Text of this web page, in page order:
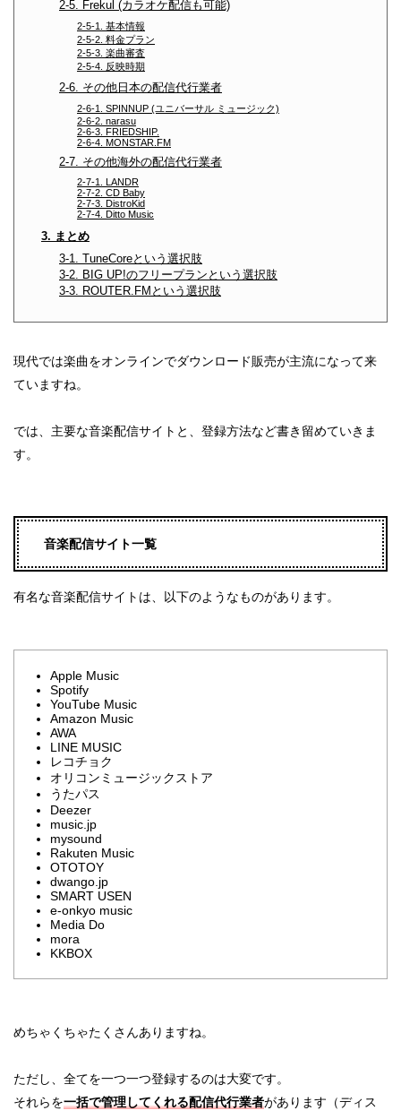
2-5. Frekul (カラオケ配信も可能)
2-5-1. 基本情報
2-5-2. 料金プラン
2-5-3. 楽曲審査
2-5-4. 反映時期
2-6. その他日本の配信代行業者
2-6-1. SPINNUP (ユニバーサル ミュージック)
2-6-2. narasu
2-6-3. FRIEDSHIP.
2-6-4. MONSTAR.FM
2-7. その他海外の配信代行業者
2-7-1. LANDR
2-7-2. CD Baby
2-7-3. DistroKid
2-7-4. Ditto Music
3. まとめ
3-1. TuneCoreという選択肢
3-2. BIG UP!のフリープランという選択肢
3-3. ROUTER.FMという選択肢
現代では楽曲をオンラインでダウンロード販売が主流になって来
ていますね。
では、主要な音楽配信サイトと、登録方法など書き留めていきま
す。
音楽配信サイト一覧
有名な音楽配信サイトは、以下のようなものがあります。
Apple Music
Spotify
YouTube Music
Amazon Music
AWA
LINE MUSIC
レコチョク
オリコンミュージックストア
うたパス
Deezer
music.jp
mysound
Rakuten Music
OTOTOY
dwango.jp
SMART USEN
e-onkyo music
Media Do
mora
KKBOX
めちゃくちゃたくさんありますね。
ただし、全てを一つ一つ登録するのは大変です。
それらを一括で管理してくれる配信代行業者があります（ディス